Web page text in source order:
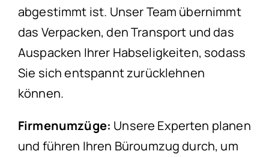
abgestimmt ist. Unser Team übernimmt
das Verpacken, den Transport und das
Auspacken Ihrer Habseligkeiten, sodass
Sie sich entspannt zurücklehnen
können.
Firmenumzüge: Unsere Experten planen
und führen Ihren Büroumzug durch, um